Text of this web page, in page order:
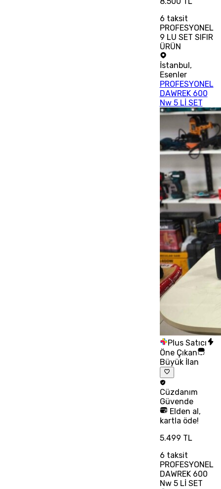
6 taksit
PROFESYONEL
9 LU SET SIFIR
ÜRÜN
İstanbul ,
Esenler
PROFESYONEL
DAWREK 600
Nw 5 Lİ SET
Plus Satıcı
Öne Çıkan
Büyük İlan
Cüzdanım
Güvende
Elden al,
kartla öde!
5.499 TL
6 taksit
PROFESYONEL
DAWREK 600
Nw 5 Lİ SET